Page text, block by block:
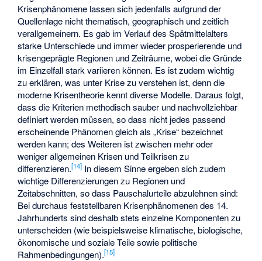
Krisenphänomene lassen sich jedenfalls aufgrund der
Quellenlage nicht thematisch, geographisch und zeitlich
verallgemeinern. Es gab im Verlauf des Spätmittelalters
starke Unterschiede und immer wieder prosperierende und
krisengeprägte Regionen und Zeiträume, wobei die Gründe
im Einzelfall stark variieren können. Es ist zudem wichtig
zu erklären, was unter Krise zu verstehen ist, denn die
moderne Krisentheorie kennt diverse Modelle. Daraus folgt,
dass die Kriterien methodisch sauber und nachvollziehbar
definiert werden müssen, so dass nicht jedes passend
erscheinende Phänomen gleich als „Krise“ bezeichnet
werden kann; des Weiteren ist zwischen mehr oder
weniger allgemeinen Krisen und Teilkrisen zu
differenzieren.[14] In diesem Sinne ergeben sich zudem
wichtige Differenzierungen zu Regionen und
Zeitabschnitten, so dass Pauschalurteile abzulehnen sind:
Bei durchaus feststellbaren Krisenphänomenen des 14.
Jahrhunderts sind deshalb stets einzelne Komponenten zu
unterscheiden (wie beispielsweise klimatische, biologische,
ökonomische und soziale Teile sowie politische
Rahmenbedingungen).[15]